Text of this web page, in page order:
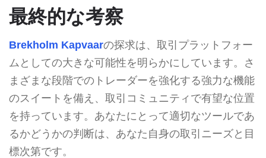
最終的な考察
Brekholm Kapvaarの探求は、取引プラットフォー
ムとしての大きな可能性を明らかにしています。さ
まざまな段階でのトレーダーを強化する強力な機能
のスイートを備え、取引コミュニティで有望な位置
を持っています。あなたにとって適切なツールであ
るかどうかの判断は、あなた自身の取引ニーズと目
標次第です。